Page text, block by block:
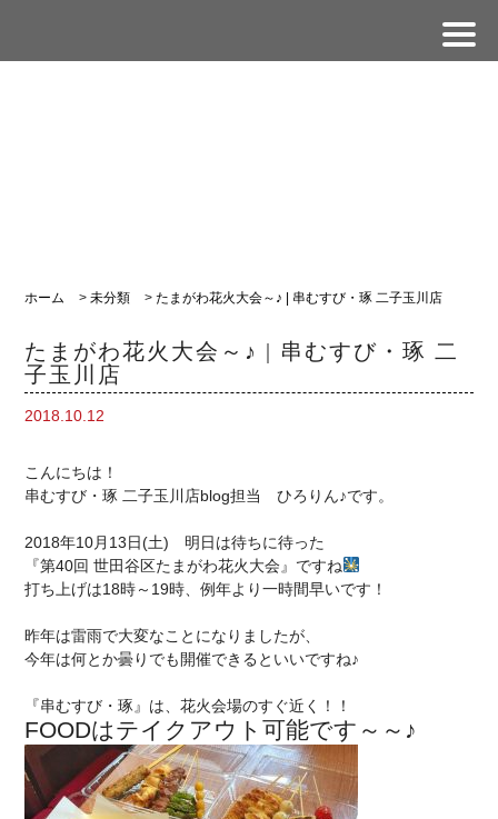
ホーム >未分類 >たまがわ花火大会～♪ | 串むすび・琢 二子玉川店
たまがわ花火大会～♪ | 串むすび・琢 二
子玉川店
2018.10.12
こんにちは！
串むすび・琢 二子玉川店blog担当ひろりん♪です。
2018年10月13日(土) 明日は待ちに待った
『第40回 世田谷区たまがわ花火大会』 ですね
打ち上げは18時～19時、例年より一時間早いです！
昨年は雷雨で大変なことになりましたが、
今年は何とか曇りでも開催できるといいですね♪
『串むすび・琢』は、花火会場のすぐ近く！！
FOODはテイクアウト可能です～～♪